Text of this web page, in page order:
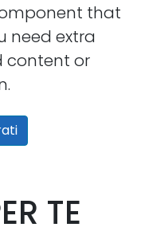
that
need extra
content or
TE